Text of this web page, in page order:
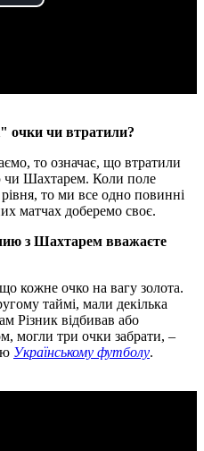
очки чи втратили?
то означає, що втратили
чи Шахтарем. Коли поле
то ми все одно повинні
матчах доберемо своє.
з Шахтарем вважаєте
кожне очко на вагу золота.
таймі, мали декілька
Різник відбивав або
могли три очки забрати, –
Українському футболу.